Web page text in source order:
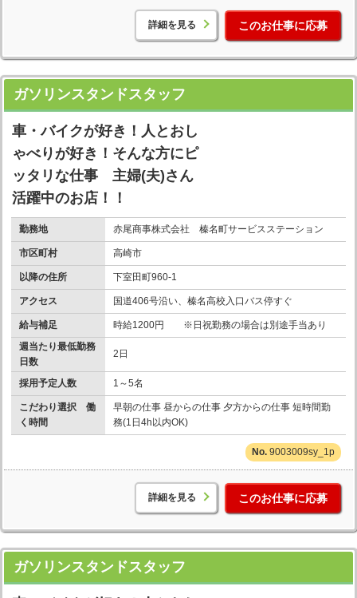
詳細を見る このお仕事に応募
ガソリンスタンドスタッフ
車・バイクが好き！人とおし
ゃべりが好き！そんな方にピ
ッタリな仕事 主婦(夫)さん
活躍中のお店！！
勤務地 赤尾商事株式会社 榛名町サービスステーション
市区町村 高崎市
以降の住所 下室田町960-1
アクセス 国道406号沿い、榛名高校入口バス停すぐ
給与補足
時給1200円 ※日祝勤務の場合は別途手当あり
週当たり最低勤務
日数
2日
採用予定人数 1～5名
こだわり選択 働
く時間
早朝の仕事 昼からの仕事 夕方からの仕事 短時間勤
務(1日4h以内OK)
9003009sy_1p
詳細を見る このお仕事に応募
ガソリンスタンドスタッフ